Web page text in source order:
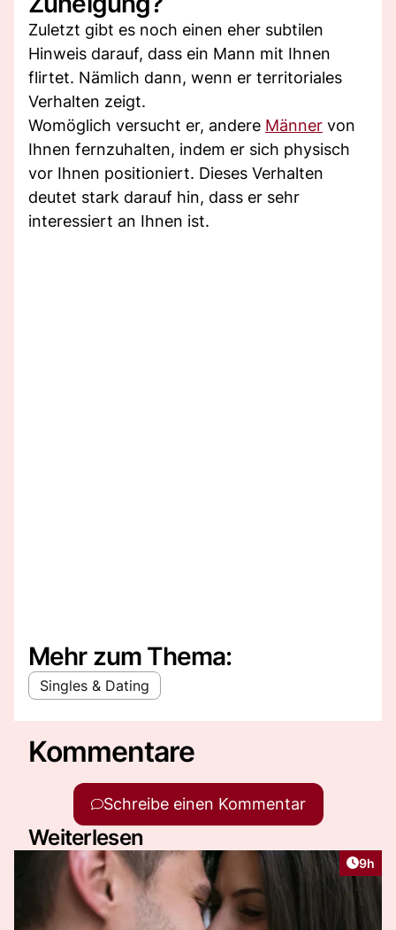
Zuletzt gibt es noch einen eher subtilen
Hinweis darauf, dass ein Mann mit Ihnen
flirtet. Nämlich dann, wenn er territoriales
Verhalten zeigt.
Womöglich versucht er, andere Männer von
Ihnen fernzuhalten, indem er sich physisch
vor Ihnen positioniert. Dieses Verhalten
deutet stark darauf hin, dass er sehr
interessiert an Ihnen ist.
Mehr zum Thema:
Singles & Dating
Kommentare
Schreibe einen Kommentar
Weiterlesen
9h